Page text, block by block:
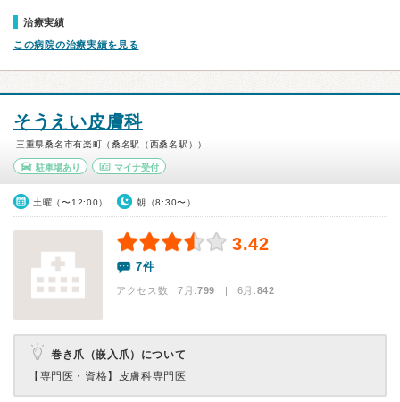
治療実績
この病院の治療実績を見る
そうえい皮膚科
三重県桑名市有楽町（桑名駅（西桑名駅））
駐車場あり マイナ受付
土曜（〜12:00） 朝（8:30〜）
3.42
7件
アクセス数 7月:799 | 6月:842
巻き爪（嵌入爪）について
【専門医・資格】 皮膚科専門医